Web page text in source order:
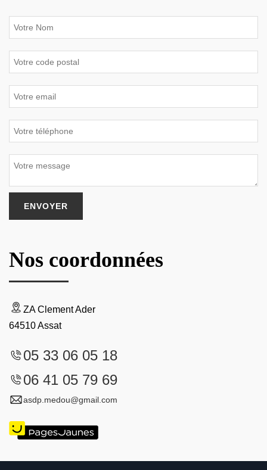
Nos coordonnées
ZA Clement Ader
64510 Assat
05 33 06 05 18
06 41 05 79 69
asdp.medou@gmail.com